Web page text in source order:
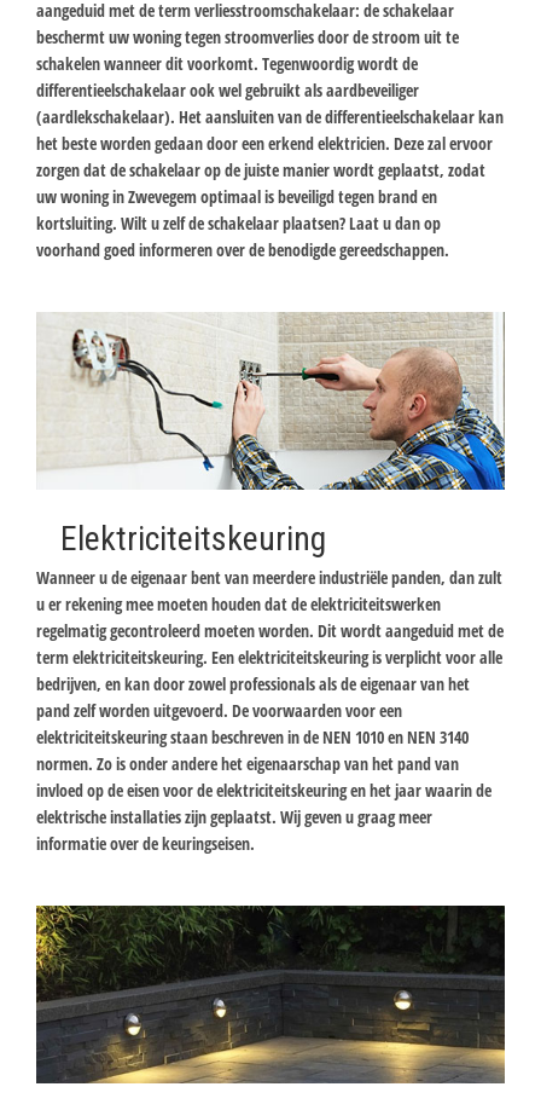
aangeduid met de term verliesstroomschakelaar: de schakelaar
beschermt uw woning tegen stroomverlies door de stroom uit te
schakelen wanneer dit voorkomt. Tegenwoordig wordt de
differentieelschakelaar ook wel gebruikt als aardbeveiliger
(aardlekschakelaar). Het aansluiten van de differentieelschakelaar kan
het beste worden gedaan door een erkend elektricien. Deze zal ervoor
zorgen dat de schakelaar op de juiste manier wordt geplaatst, zodat
uw woning in Zwevegem optimaal is beveiligd tegen brand en
kortsluiting. Wilt u zelf de schakelaar plaatsen? Laat u dan op
voorhand goed informeren over de benodigde gereedschappen.
Elektriciteitskeuring
Wanneer u de eigenaar bent van meerdere industriële panden, dan zult
u er rekening mee moeten houden dat de elektriciteitswerken
regelmatig gecontroleerd moeten worden. Dit wordt aangeduid met de
term elektriciteitskeuring. Een elektriciteitskeuring is verplicht voor alle
bedrijven, en kan door zowel professionals als de eigenaar van het
pand zelf worden uitgevoerd. De voorwaarden voor een
elektriciteitskeuring staan beschreven in de NEN 1010 en NEN 3140
normen. Zo is onder andere het eigenaarschap van het pand van
invloed op de eisen voor de elektriciteitskeuring en het jaar waarin de
elektrische installaties zijn geplaatst. Wij geven u graag meer
informatie over de keuringseisen.